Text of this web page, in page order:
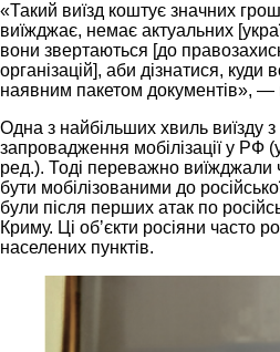
«Такий виїзд коштує значних
виїжджає, немає актуальних
вони звертаються [до
організацій], аби дізнатися, куди
наявним пакетом документів», —
Одна з найбільших хвиль виїзду
запровадження мобілізації у РФ
ред.). Тоді переважно виїжджали
бути мобілізованими до
були після перших атак по
Криму. Ці обʼєкти росіяни часто
населених пунктів.